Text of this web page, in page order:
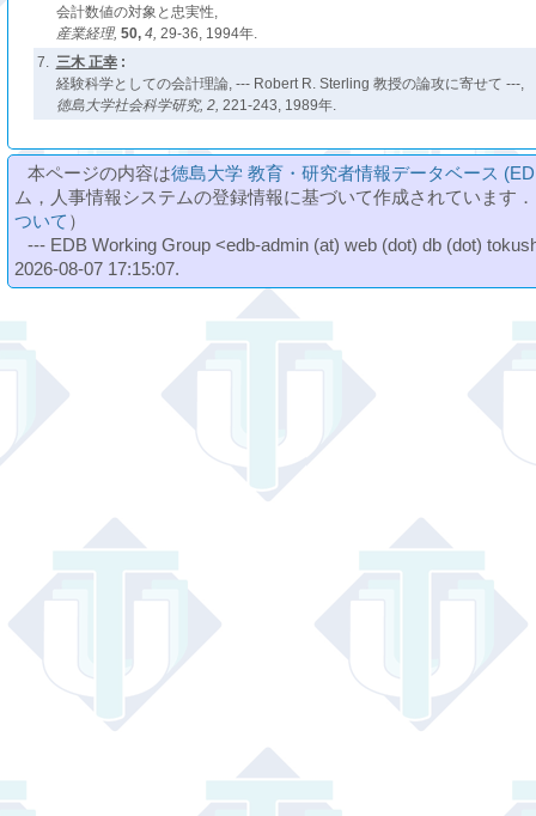
会計数値の対象と忠実性,
産業経理, 50, 4, 29-36, 1994年.
7. 三木 正幸:
経験科学としての会計理論, --- Robert R. Sterling 教授の論攻に寄せて ---,
徳島大学社会科学研究, 2, 221-243, 1989年.
本ページの内容は徳島大学 教育・研究者情報データベース
ム，人事情報システムの登録情報に基づいて作成されています
ついて ）
--- EDB Working Group <edb-admin (at) web (dot) db (dot)
2026-08-07 17:15:07.